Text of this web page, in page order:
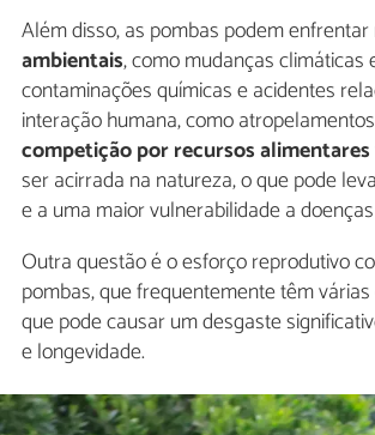
Além disso, as pombas podem enfrentar
ambientais, como mudanças climáticas
contaminações químicas e acidentes
interação humana, como
competição por recursos alimentares
ser acirrada na natureza, o que pode
e a uma maior vulnerabilidade a
Outra questão é o esforço reprodutivo
pombas, que frequentemente têm
que pode causar um desgaste
e longevidade.